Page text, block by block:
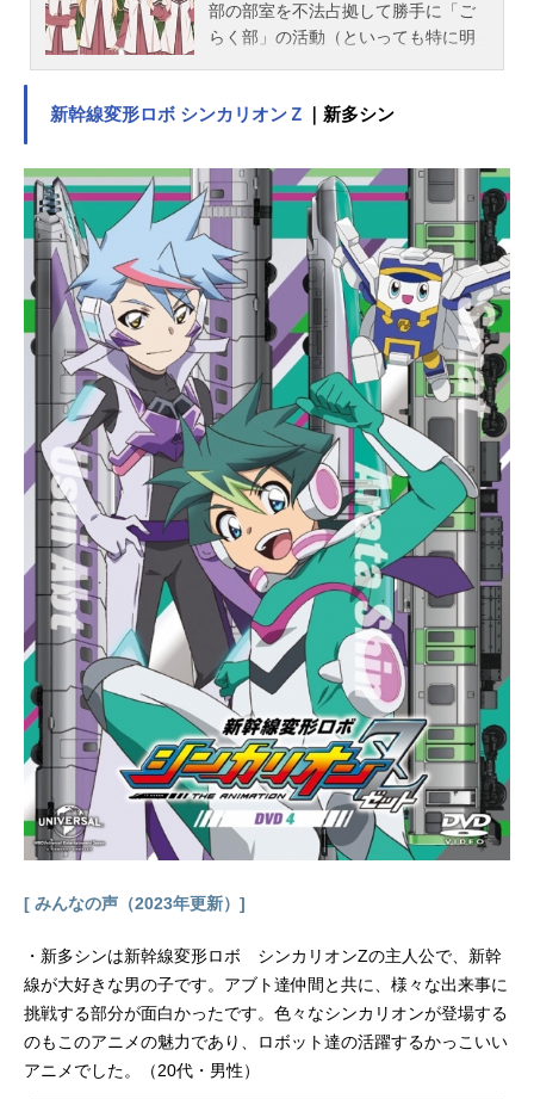
部の部室を不法占拠して勝手に「ご
らく部」の活動（といっても特に明
（？）を出し続ける「生徒会」。愛
きていけること請け合いのまったり
ストーリー。作品名ゆるゆり放送形
態TVアニメスケジュール2011年7月4
日（月）～2011年9月19日（月）テ
レビ東京ほか話数全12話キャスト赤
座あかり：三上枝織歳納京子：大坪
由佳船見結衣：津田美波吉川ちな
つ：大久保瑠美杉浦綾乃：藤田咲池
田千歳：豊崎愛生大室櫻子：加藤英
美里古谷向日葵：三森すずこミラク
るん：竹達彩奈スタッフ原作：なも
り（コミック百合姫にて連載中(一迅
社刊））監督：太田雅彦副監督：大
隈孝晴シリーズ構成・脚本：あおし
またかしキャラクターデザイン・総
作画監督：中島千明小物デザイン・
総作画監督：谷口淳一郎色彩設計：
真壁源太美術監督：鈴木俊輔(スタジ
オ風雅）撮影監督：桑野貴文音響監
督：えびなやすのり音楽：三澤康広
音響制作：ダックスプロダクション
アニメーション制作：動画工房主題
歌OP：「ゆりゆららららゆるゆり大
事件」七森中☆ごらく部ED：「マイ
ペースでいきましょう」七森中☆ご
ら...
新幹線変形ロボ シンカリオンＺ ｜新多シン
[ みんなの声（2023年更新）]
・新多シンは新幹線変形ロボ シンカリオンZの主人公で、新幹
線が大好きな男の子です。アブト達仲間と共に、様々な出来事に
挑戦する部分が面白かったです。色々なシンカリオンが登場する
のもこのアニメの魅力であり、ロボット達の活躍するかっこいい
アニメでした。（20代・男性）